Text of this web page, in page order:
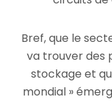
Bref, que le
va trouver des
stockage et
mondial »